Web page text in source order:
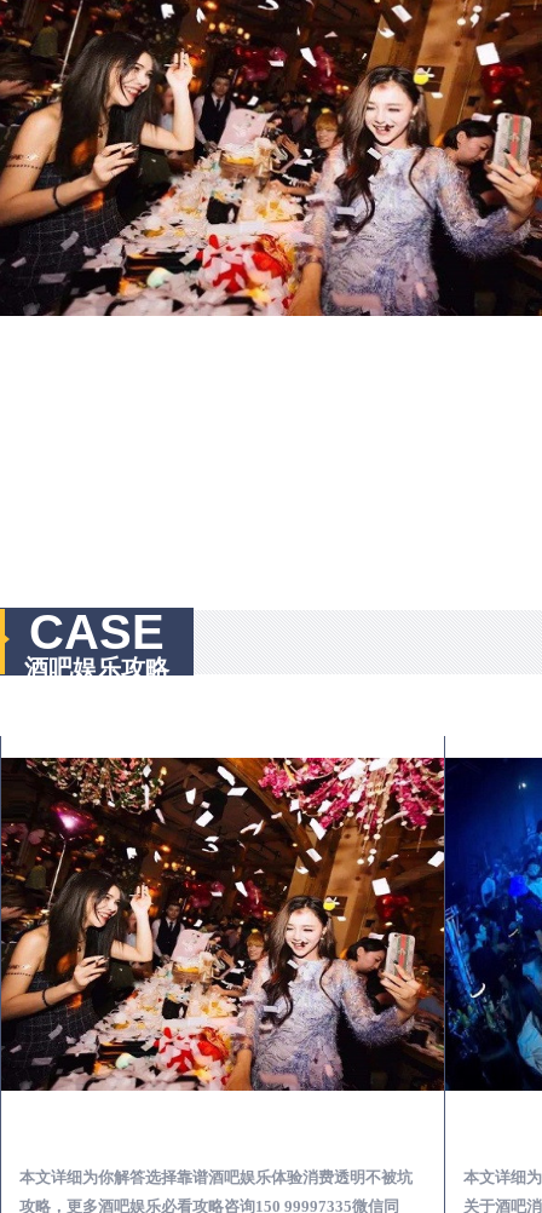
CASE
酒吧娱乐攻略
本文详细为你解答选择靠谱酒吧娱乐体验消费透明不被坑
攻略，更多酒吧娱乐必看攻略咨询150 99997335微信同
本文详细
关于酒吧